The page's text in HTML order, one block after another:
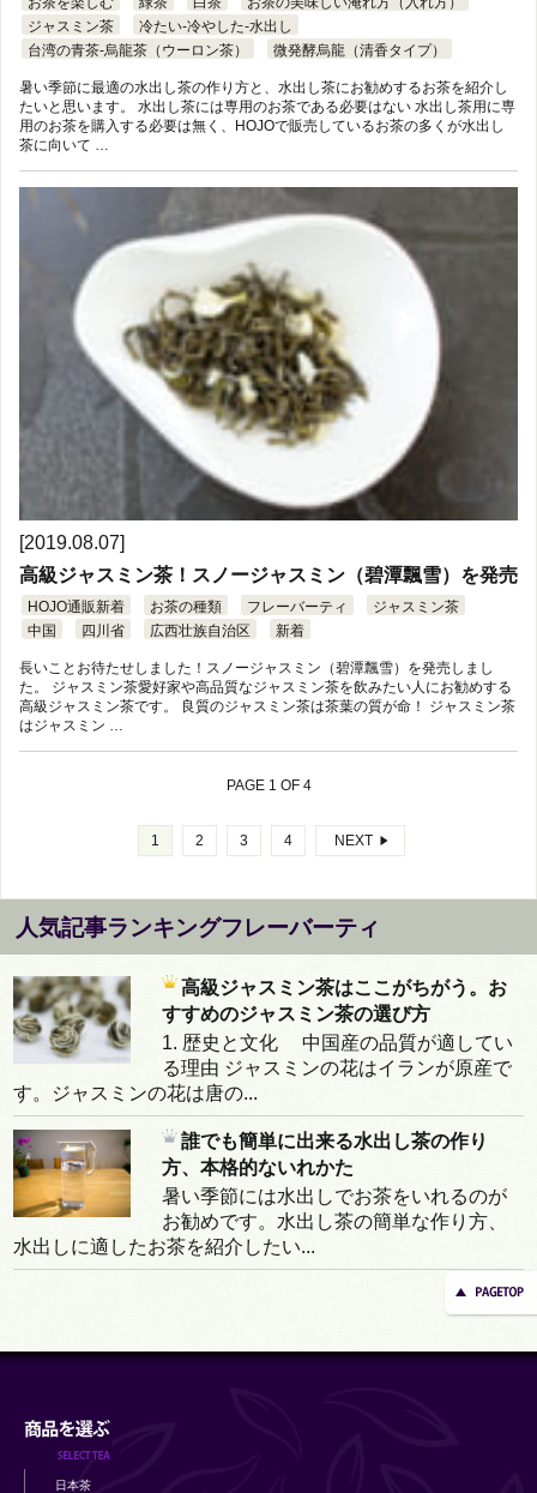
ジャスミン茶
冷たい-冷やした-水出し
台湾の青茶-烏龍茶（ウーロン茶）
微発酵烏龍（清香タイプ）
暑い季節に最適の水出し茶の作り方と、水出し茶にお勧めするお茶を紹介し
たいと思います。 水出し茶には専用のお茶である必要はない 水出し茶用に専
用のお茶を購入する必要は無く、HOJOで販売しているお茶の多くが水出し
茶に向いて …
[2019.08.07]
高級ジャスミン茶！スノージャスミン（碧潭飄雪）を発売
HOJO通販新着 お茶の種類 フレーバーティ
ジャスミン茶
中国
四川省 広西壮族自治区 新着
長いことお待たせしました！スノージャスミン（碧潭飄雪）を発売しまし
た。 ジャスミン茶愛好家や高品質なジャスミン茶を飲みたい人にお勧めする
高級ジャスミン茶です。 良質のジャスミン茶は茶葉の質が命！ ジャスミン茶
はジャスミン …
PAGE 1 OF 4
1 2 3 4 NEXT
人気記事ランキングフレーバーティ
高級ジャスミン茶はここがちがう。お
すすめのジャスミン茶の選び方
1. 歴史と文化 中国産の品質が適してい
る理由 ジャスミンの花はイランが原産で
す。ジャスミンの花は唐の...
誰でも簡単に出来る水出し茶の作り
方、本格的ないれかた
暑い季節には水出しでお茶をいれるのが
お勧めです。水出し茶の簡単な作り方、
水出しに適したお茶を紹介したい...
日本茶